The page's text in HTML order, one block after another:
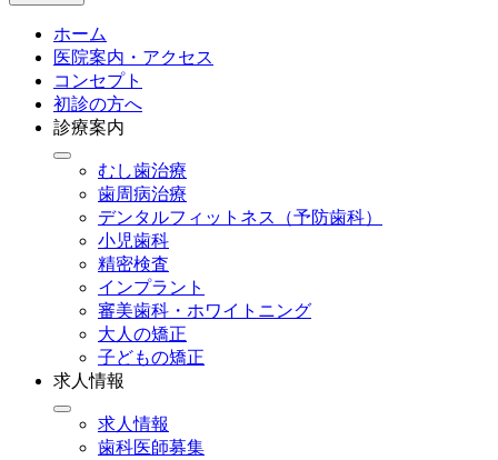
ホーム
医院案内・アクセス
コンセプト
初診の方へ
診療案内
むし歯治療
歯周病治療
デンタルフィットネス
（予防歯科）
小児歯科
精密検査
インプラント
審美歯科・ホワイトニング
大人の矯正
子どもの矯正
求人情報
求人情報
歯科医師募集